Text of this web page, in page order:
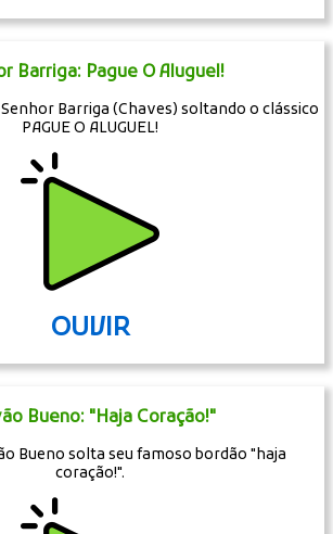
Barriga: Pague O Aluguel!
Barriga (Chaves) soltando o clássico
PAGUE O ALUGUEL!
OUVIR
Bueno: "Haja Coração!"
Bueno solta seu famoso bordão "haja
coração!".